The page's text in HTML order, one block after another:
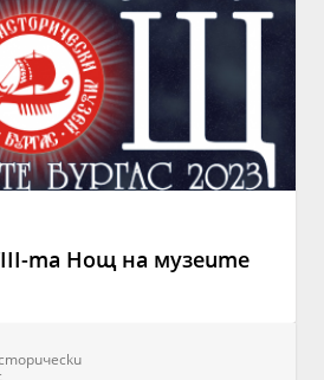
та Нощ на музеите